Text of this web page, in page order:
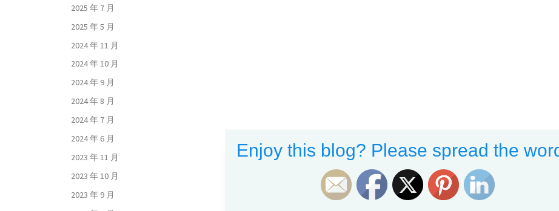
2025 年 7 月
2025 年 5 月
2024 年 11 月
2024 年 10 月
2024 年 9 月
2024 年 8 月
2024 年 7 月
2024 年 6 月
2023 年 11 月
2023 年 10 月
2023 年 9 月
Enjoy this blog? Please spread the